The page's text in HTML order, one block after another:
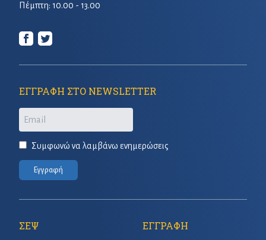
Πέμπτη: 10.00 - 13.00
ΕΓΓΡΑΦΗ ΣΤΟ NEWSLETTER
Email
Συμφωνώ να λαμβάνω ενημερώσεις
Εγγραφή
ΣΕΨ ΕΓΓΡΑΦΗ